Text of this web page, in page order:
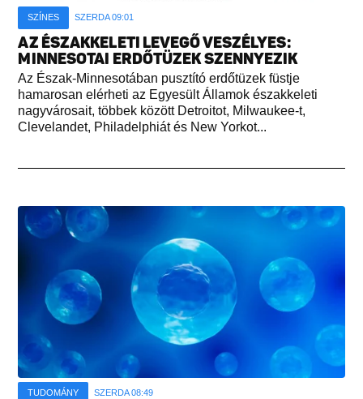
SZÍNES SZERDA 09:01
AZ ÉSZAKKELETI LEVEGŐ VESZÉLYES:
MINNESOTAI ERDŐTÜZEK SZENNYEZIK
Az Észak-Minnesotában pusztító erdőtüzek füstje
hamarosan elérheti az Egyesült Államok északkeleti
nagyvárosait, többek között Detroitot, Milwaukee-t,
Clevelandet, Philadelphiát és New Yorkot...
TUDOMÁNY SZERDA 08:49